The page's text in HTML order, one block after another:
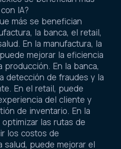
IA?
más se benefician
la banca, el retail,
En la manufactura, la
mejorar la eficiencia
producción. En la banca,
detección de fraudes y la
En el retail, puede
del cliente y
de inventario. En la
las rutas de
los costos de
salud, puede mejorar el